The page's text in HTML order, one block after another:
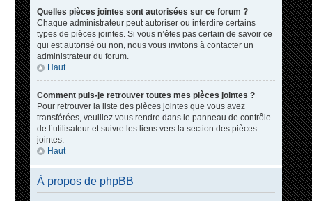
Quelles pièces jointes sont autorisées sur ce forum ?
Chaque administrateur peut autoriser ou interdire certains
types de pièces jointes. Si vous n’êtes pas certain de savoir ce
qui est autorisé ou non, nous vous invitons à contacter un
administrateur du forum.
Haut
Comment puis-je retrouver toutes mes pièces jointes ?
Pour retrouver la liste des pièces jointes que vous avez
transférées, veuillez vous rendre dans le panneau de contrôle
de l’utilisateur et suivre les liens vers la section des pièces
jointes.
Haut
À propos de phpBB